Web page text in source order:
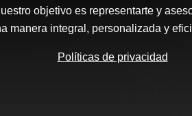
objetivo es representarte y
manera integral, personalizada y
Políticas de privacidad